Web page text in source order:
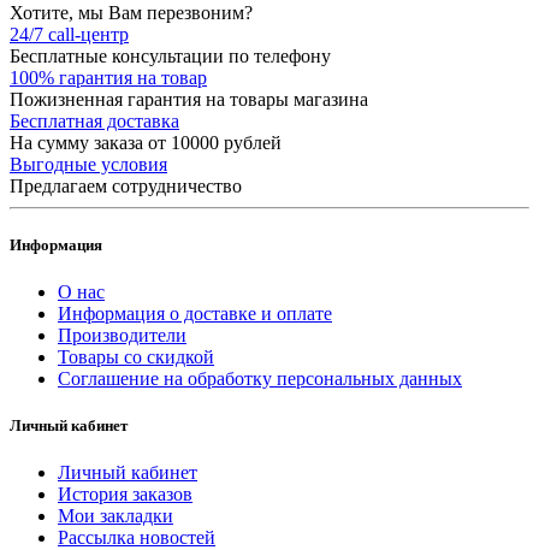
Хотите, мы Вам перезвоним?
24/7 call-центр
Бесплатные консультации по телефону
100% гарантия на товар
Пожизненная гарантия на товары магазина
Бесплатная доставка
На сумму заказа от 10000 рублей
Выгодные условия
Предлагаем сотрудничество
Информация
О нас
Информация о доставке и оплате
Производители
Товары со скидкой
Соглашение на обработку персональных данных
Личный кабинет
Личный кабинет
История заказов
Мои закладки
Рассылка новостей